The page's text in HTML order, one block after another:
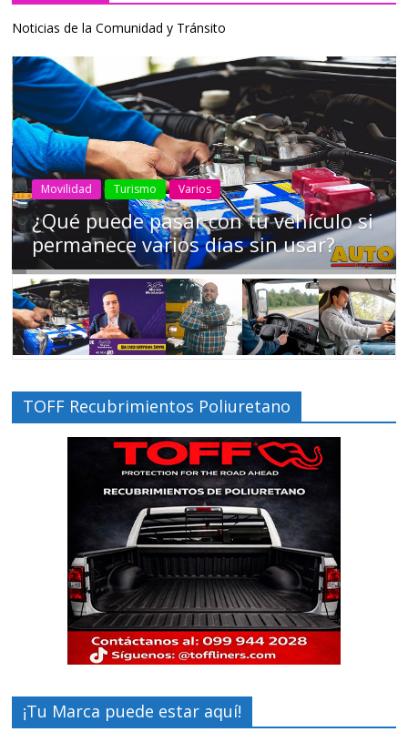
Noticias de la Comunidad y Tránsito
Movilidad Turismo Varios
¿Qué puede pasar con tu vehículo si
permanece varios días sin usar?
TOFF Recubrimientos Poliuretano
¡Tu Marca puede estar aquí!